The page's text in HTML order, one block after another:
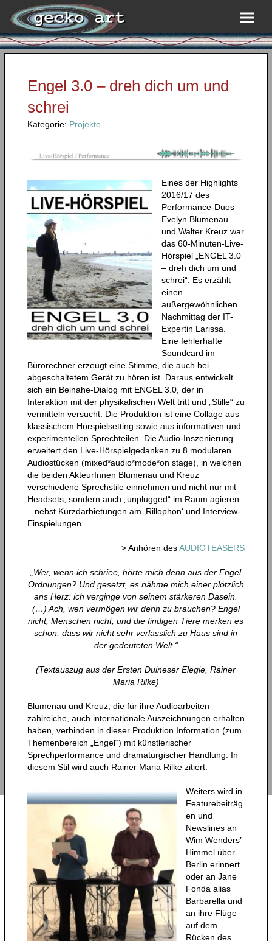
Engel 3.0 – dreh dich um und
schrei
Kategorie: Projekte
Eines der Highlights
2016/17 des
Performance-Duos
Evelyn Blumenau
und Walter Kreuz war
das 60-Minuten-Live-
Hörspiel „ENGEL 3.0
– dreh dich um und
schrei“. Es erzählt
einen
außergewöhnlichen
Nachmittag der IT-
Expertin Larissa.
Eine fehlerhafte
Soundcard im
Bürorechner erzeugt eine Stimme, die auch bei
abgeschaltetem Gerät zu hören ist. Daraus entwickelt
sich ein Beinahe-Dialog mit ENGEL 3.0, der in
Interaktion mit der physikalischen Welt tritt und „Stille“ zu
vermitteln versucht. Die Produktion ist eine Collage aus
klassischem Hörspielsetting sowie aus informativen und
experimentellen Sprechteilen. Die Audio-Inszenierung
erweitert den Live-Hörspielgedanken zu 8 modularen
Audiostücken (mixed*audio*mode*on stage), in welchen
die beiden AkteurInnen Blumenau und Kreuz
verschiedene Sprechstile einnehmen und nicht nur mit
Headsets, sondern auch „unplugged“ im Raum agieren
– nebst Kurzdarbietungen am ‚Rillophon‘ und Interview-
Einspielungen.
> Anhören desAUDIOTEASERS
„Wer, wenn ich schriee, hörte mich denn aus der Engel
Ordnungen? Und gesetzt, es nähme mich einer plötzlich
ans Herz: ich verginge von seinem stärkeren Dasein.
(…) Ach, wen vermögen wir denn zu brauchen? Engel
nicht, Menschen nicht, und die findigen Tiere merken es
schon, dass wir nicht sehr verlässlich zu Haus sind in
der gedeuteten Welt.“
(Textauszug aus der Ersten Duineser Elegie, Rainer
Maria Rilke)
Blumenau und Kreuz, die für ihre Audioarbeiten
zahlreiche, auch internationale Auszeichnungen erhalten
haben, verbinden in dieser Produktion Information (zum
Themenbereich „Engel“) mit künstlerischer
Sprechperformance und dramaturgischer Handlung. In
diesem Stil wird auch Rainer Maria Rilke zitiert.
Weiters wird in
Featurebeiträg
en und
Newslines an
Wim Wenders’
Himmel über
Berlin erinnert
oder an Jane
Fonda alias
Barbarella und
an ihre Flüge
auf dem
Rücken des